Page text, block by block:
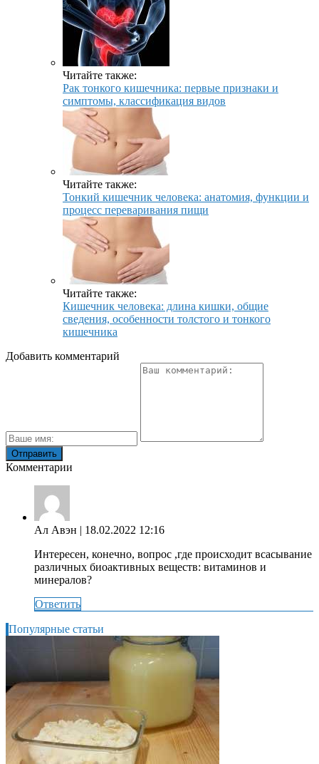
Читайте также:
Рак тонкого кишечника: первые признаки и
симптомы, классификация видов
Читайте также:
Тонкий кишечник человека: анатомия, функции и
процесс переваривания пищи
Читайте также:
Кишечник человека: длина кишки, общие
сведения, особенности толстого и тонкого
кишечника
Добавить комментарий
Комментарии
Ал Авэн | 18.02.2022 12:16
Интересен, конечно, вопрос ,где происходит всасывание
различных биоактивных веществ: витаминов и
минералов?
Ответить
Популярные статьи